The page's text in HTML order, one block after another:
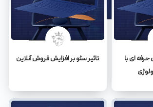
ای با
تاثیر سئو بر افزایش فروش آنلاین